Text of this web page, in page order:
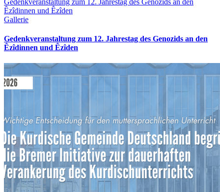
Gedenkveranstaltung zum 12. Jahrestag des Genozids an den
Êzîdinnen und Êzîden
Gallerie
Gedenkveranstaltung zum 12. Jahrestag des Genozids an den
Êzîdinnen und Êzîden